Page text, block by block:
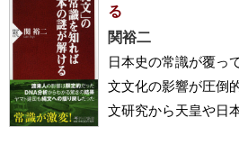
る
関裕二
日本史の常識が覆っ
文文化の影響が圧倒
文研究から天皇や日